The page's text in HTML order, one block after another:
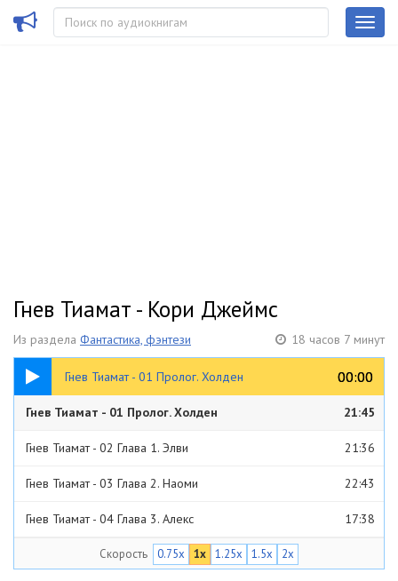
Гнев Тиамат - Кори Джеймс
Из раздела Фантастика, фэнтези 18 часов 7 минут
Гнев Тиамат - 01 Пролог. Холден 00:00
00:00
21:45
Гнев Тиамат - 01 Пролог. Холден 21:45
Гнев Тиамат - 02 Глава 1. Элви 21:36
Гнев Тиамат - 03 Глава 2. Наоми 22:43
Гнев Тиамат - 04 Глава 3. Алекс 17:38
Гнев Тиамат - 05 Глава 4. Тереза
Скорость 0.75x 1x 1.25x 1.5x 2x